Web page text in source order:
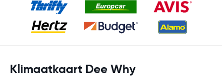
Klimaatkaart Dee Why